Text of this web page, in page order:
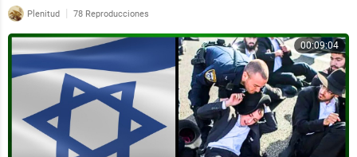
Plenitud | 78 Reproducciones
00:09:04